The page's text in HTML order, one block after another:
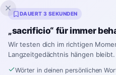
Inklingo
DAUERT 3 SEKUNDEN
„sacrificio“ für immer
Wir testen dich im richtigen
Langzeitgedächtnis hängen bleibt.
Wörter in deinen persönlichen